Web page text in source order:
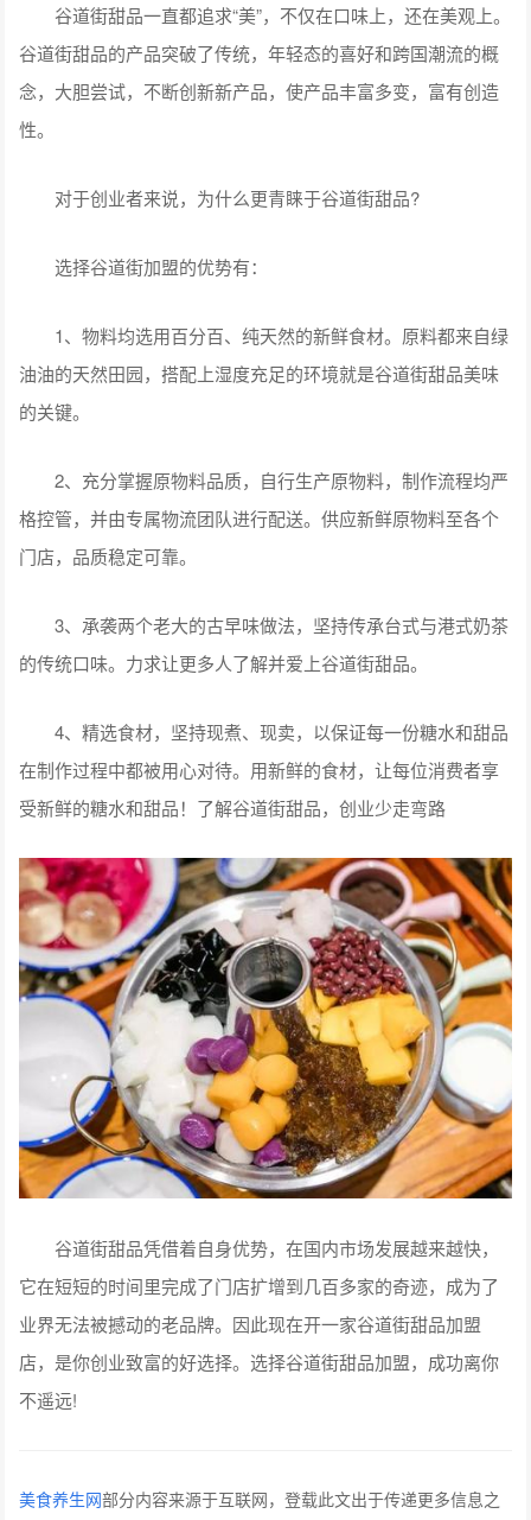
谷道街甜品一直都追求“美”，不仅在口味上，还在美观上。
谷道街甜品的产品突破了传统，年轻态的喜好和跨国潮流的概
念，大胆尝试，不断创新新产品，使产品丰富多变，富有创造
性。
对于创业者来说，为什么更青睐于谷道街甜品?
选择谷道街加盟的优势有：
1、物料均选用百分百、纯天然的新鲜食材。原料都来自绿
油油的天然田园，搭配上湿度充足的环境就是谷道街甜品美味
的关键。
2、充分掌握原物料品质，自行生产原物料，制作流程均严
格控管，并由专属物流团队进行配送。供应新鲜原物料至各个
门店，品质稳定可靠。
3、承袭两个老大的古早味做法，坚持传承台式与港式奶茶
的传统口味。力求让更多人了解并爱上谷道街甜品。
4、精选食材，坚持现煮、现卖，以保证每一份糖水和甜品
在制作过程中都被用心对待。用新鲜的食材，让每位消费者享
受新鲜的糖水和甜品！了解谷道街甜品，创业少走弯路
谷道街甜品凭借着自身优势，在国内市场发展越来越快，
它在短短的时间里完成了门店扩增到几百多家的奇迹，成为了
业界无法被撼动的老品牌。因此现在开一家谷道街甜品加盟
店，是你创业致富的好选择。选择谷道街甜品加盟，成功离你
不遥远!
美食养生网部分内容来源于互联网，登载此文出于传递更多信息之